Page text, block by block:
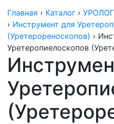
Главная › Каталог ›
› Инструмент для
(Уретерореноскопов) ›
Уретеропиелоскопов